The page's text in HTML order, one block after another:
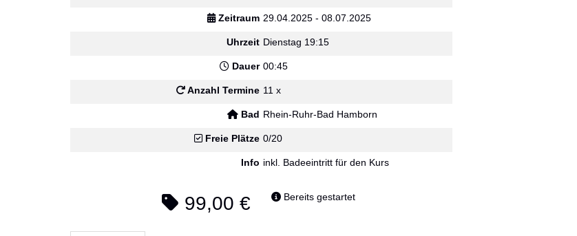
Zeitraum 29.04.2025 - 08.07.2025
Uhrzeit Dienstag 19:15
Dauer 00:45
Anzahl Termine 11 x
Bad Rhein-Ruhr-Bad Hamborn
Freie Plätze 0/20
Info inkl. Badeeintritt für den Kurs
99,00 € Bereits gestartet